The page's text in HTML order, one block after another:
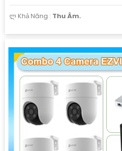
️ლ Khả Năng : Thu Âm.